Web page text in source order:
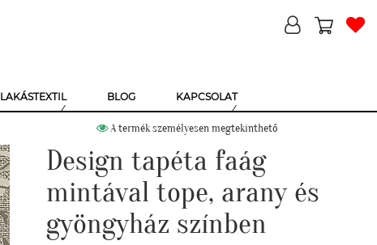
LAKÁSTEXTIL BLOG KAPCSOLAT
A termék személyesen megtekinthető
Design tapéta faág
mintával tope, arany és
gyöngyház színben